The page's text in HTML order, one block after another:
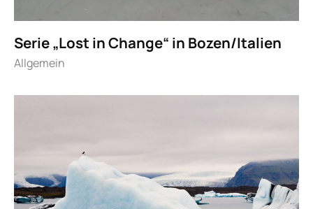
Serie „Lost in Change“ in Bozen/Italien
Allgemein